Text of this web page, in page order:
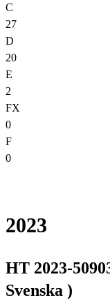
C
27
D
20
E
2
FX
0
F
0
2023
HT 2023-
Svenska )